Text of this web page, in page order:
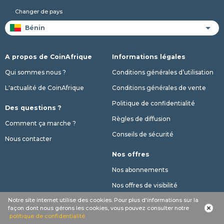
Notre site internet utilise des cookies. Pour plus d'informations sur la
façon dont nous gérons les cookies, vous pouvez consulter notre
politique de confidentialité
Changer de pays
A propos de CoinAfrique
Qui sommes nous ?
L'actualité de CoinAfrique
Des questions ?
Comment ça marche ?
Nous contacter
Informations légales
Conditions générales d’utilisation
Conditions générales de vente
Politique de confidentialité
Règles de diffusion
Conseils de sécurité
Nos offres
Nos abonnements
Nos offres de visibilité
Limitation annonces gratuites